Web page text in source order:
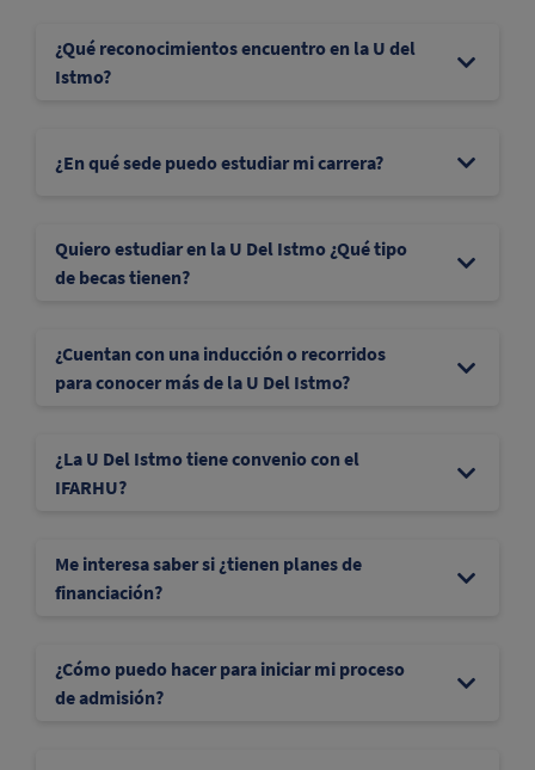
¿Qué reconocimientos encuentro en la U del
Istmo?
¿En qué sede puedo estudiar mi carrera?
Quiero estudiar en la U Del Istmo ¿Qué tipo
de becas tienen?
¿Cuentan con una inducción o recorridos
para conocer más de la U Del Istmo?
¿La U Del Istmo tiene convenio con el
IFARHU?
Me interesa saber si ¿tienen planes de
financiación?
¿Cómo puedo hacer para iniciar mi proceso
de admisión?